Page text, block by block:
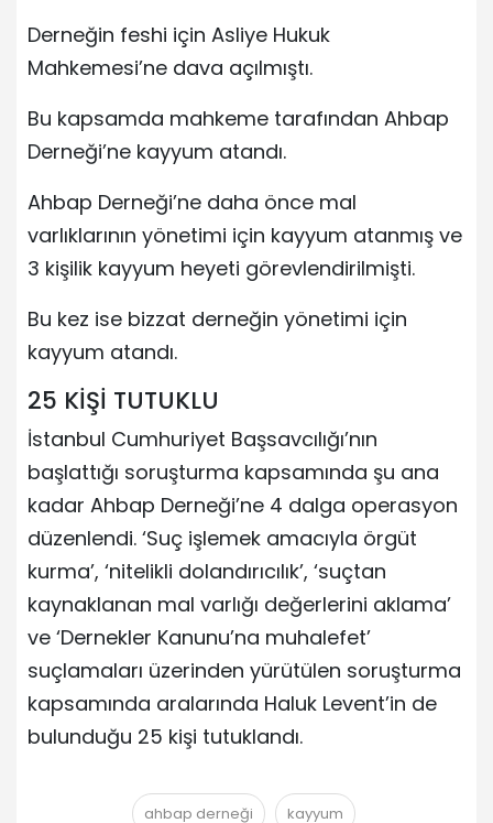
Derneğin feshi için Asliye Hukuk
Mahkemesi’ne dava açılmıştı.
Bu kapsamda mahkeme tarafından Ahbap
Derneği’ne kayyum atandı.
Ahbap Derneği’ne daha önce mal
varlıklarının yönetimi için kayyum atanmış ve
3 kişilik kayyum heyeti görevlendirilmişti.
Bu kez ise bizzat derneğin yönetimi için
kayyum atandı.
25 KİŞİ TUTUKLU
İstanbul Cumhuriyet Başsavcılığı’nın
başlattığı soruşturma kapsamında şu ana
kadar Ahbap Derneği’ne 4 dalga operasyon
düzenlendi. ‘Suç işlemek amacıyla örgüt
kurma’, ‘nitelikli dolandırıcılık’, ‘suçtan
kaynaklanan mal varlığı değerlerini aklama’
ve ‘Dernekler Kanunu’na muhalefet’
suçlamaları üzerinden yürütülen soruşturma
kapsamında aralarında Haluk Levent’in de
bulunduğu 25 kişi tutuklandı.
ahbap derneği kayyum